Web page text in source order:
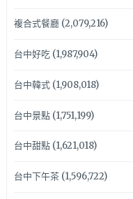
複合式餐廳(2,079,216)
台中好吃(1,987,904)
台中韓式(1,908,018)
台中景點(1,751,199)
台中甜點(1,621,018)
台中下午茶(1,596,722)